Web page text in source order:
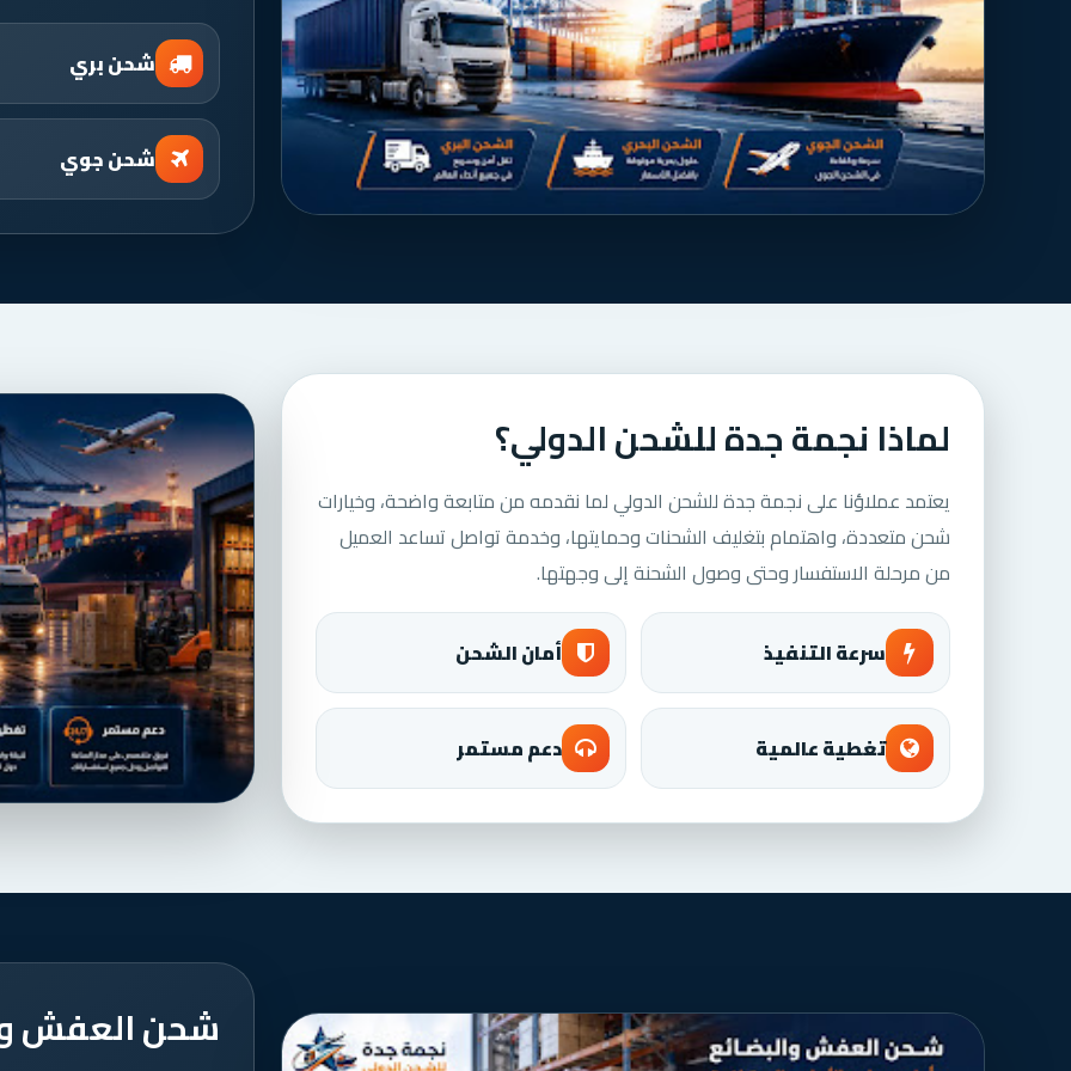
شحن بري
شحن جوي
لماذا نجمة جدة للشحن الدولي؟
يعتمد عملاؤنا على نجمة جدة للشحن الدولي لما نقدمه من متابعة واضحة، وخيارات
شحن متعددة، واهتمام بتغليف الشحنات وحمايتها، وخدمة تواصل تساعد العميل
من مرحلة الاستفسار وحتى وصول الشحنة إلى وجهتها.
سرعة التنفيذ أمان الشحن
تغطية عالمية دعم مستمر
شحن العفش